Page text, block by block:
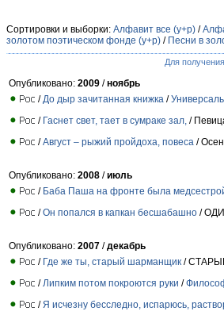
Сортировки и выборки: Алфавит все (у+р) /
золотом поэтическом фонде (у+р) / Песни в
Для получения
Опубликовано: 2009 /ноябрь
/ До дыр зачитанная книжка /
/ Гаснет свет, тает в сумраке зал, /
/Август – рыжий пройдоха, повеса /
Опубликовано: 2008 /июль
/ Баба Паша на фронте была
/Он попался в капкан бесшабашно /
Опубликовано: 2007 /декабрь
/ Где же ты, старый шарманщик /
/ Липким потом покроются руки /
/ Я исчезну бесследно, испарюсь,